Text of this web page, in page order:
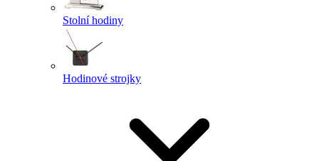
Stolní hodiny
Hodinové strojky